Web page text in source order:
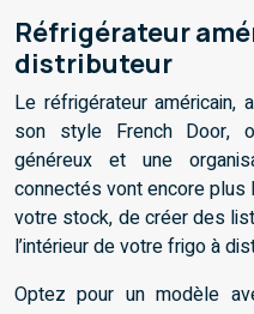
Réfrigérateur
distributeur
Le réfrigérateur
son style French Door,
généreux et une
connectés vont encore
votre stock, de créer des
l’intérieur de votre frigo à
Optez pour un modèle